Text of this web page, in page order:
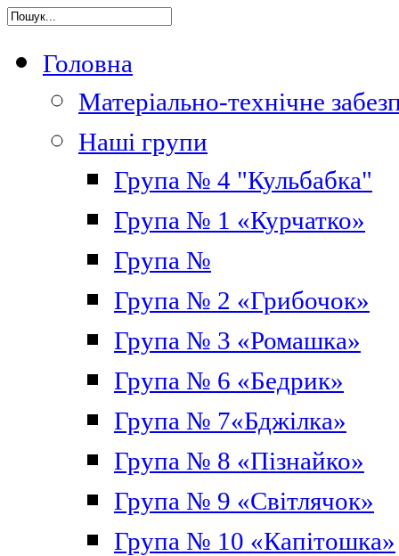
Головна
Матеріально-технічне
Наші групи
Група № 4 "Кульбабка"
Група № 1 «Курчатко»
Група №
Група № 2 «Грибочок»
Група № 3 «Ромашка»
Група № 6 «Бедрик»
Група № 7«Бджілка»
Група № 8 «Пізнайко»
Група № 9 «Світлячок»
Група № 10 «Капітошка»